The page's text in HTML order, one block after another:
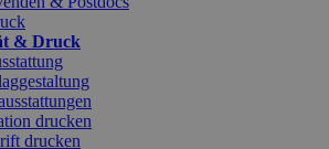
& Druck
drucken
drucken